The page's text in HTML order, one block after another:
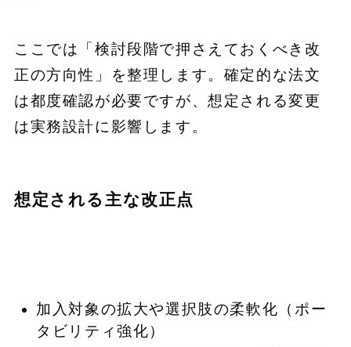
ここでは「検討段階で押さえておくべき改
正の方向性」を整理します。確定的な法文
は都度確認が必要ですが、想定される変更
は実務設計に影響します。
想定される主な改正点
加入対象の拡大や選択肢の柔軟化（ポー
タビリティ強化）